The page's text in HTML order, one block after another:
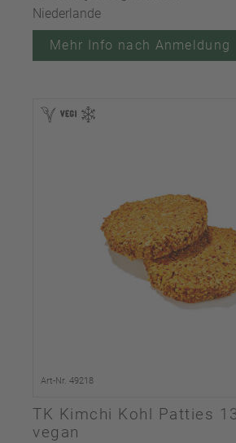
Niederlande
Mehr Info nach Anmeldung
Art-Nr. 49218
TK Kimchi Kohl Patties
vegan